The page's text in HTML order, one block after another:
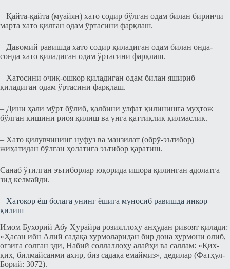
– Қайта-қайта (муайян) хато содир бўлган одам билан биринчи
марта хато қилган одам ўртасини фарқлаш.
– Давомий равишда хато содир қиладиган одам билан онда-
сонда хато қиладиган одам ўртасини фарқлаш.
– Хатосини очиқ-ошкор қиладиган одам билан яшириб
қиладиган одам ўртасини фарқлаш.
– Дини ҳали мўрт бўлиб, қалбини улфат қилинишга муҳтож
бўлган кишини риоя қилиш ва унга қаттиқлик қилмаслик.
– Хато қилувчининг нуфуз ва манзилат (обрў-эътибор)
жиҳатидан бўлган ҳолатига эътибор қаратиш.
Санаб ўтилган эътиборлар юқорида ишора қилинган адолатга
зид келмайди.
– Хатокор ёш болага унинг ёшига муносиб равишда инкор
қилиш
Имом Бухорий Абу Ҳурайра розияллоҳу анҳудан ривоят қилади:
«Ҳасан ибн Алий садақа хурмоларидан бир дона хурмони олиб,
оғзига солган эди, Набий соллаллоҳу алайҳи ва саллам: «Қих-
қих, билмайсанми ахир, биз садақа емаймиз», дедилар (Фатҳул-
Борий: 3072).